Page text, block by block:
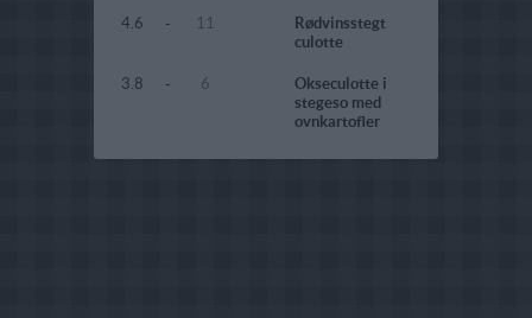
4.6 - 11
Rødvinsstegt
culotte
3.8 - 6
Okseculotte i
stegeso med
ovnkartofler